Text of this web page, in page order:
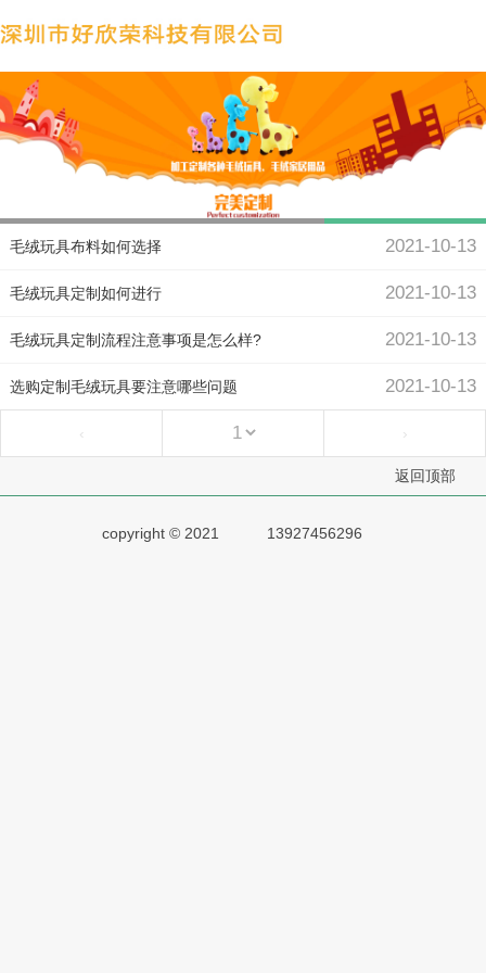
毛绒玩具布料如何选择 2021-10-13
毛绒玩具定制如何进行 2021-10-13
毛绒玩具定制流程注意事项是怎么样? 2021-10-13
选购定制毛绒玩具要注意哪些问题 2021-10-13
‹ ›
返回顶部
copyright © 2021 13927456296